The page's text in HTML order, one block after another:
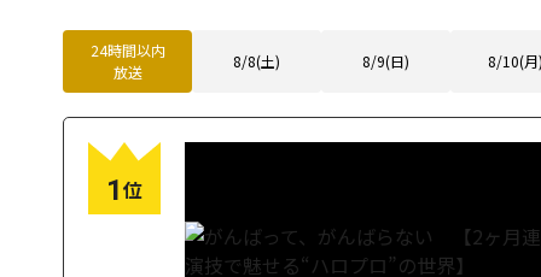
24時間以内
放送
8/8(土) 8/9(日) 8/10(月
1位